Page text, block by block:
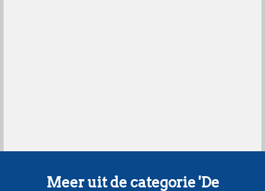
Meer uit de categorie 'De